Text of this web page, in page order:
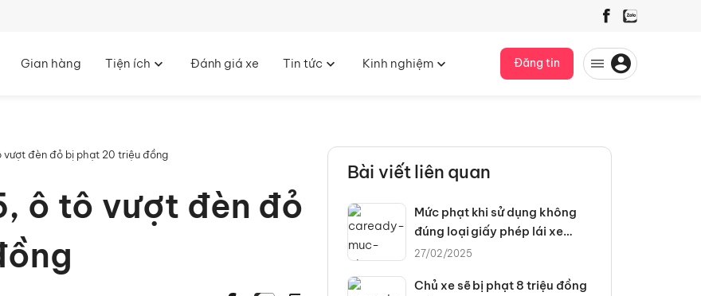
Gian hàng Tiện ích Đánh giá xe Tin tức Kinh nghiệm Đăng tin
vượt đèn đỏ bị phạt 20 triệu đồng
ô tô vượt đèn đỏ
Bài viết liên quan
Mức phạt khi sử dụng không
đúng loại giấy phép lái xe
2025
27/02/2025
Chủ xe sẽ bị phạt 8 triệu đồng